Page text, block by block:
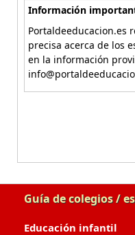
Información
Portaldeeducacion.es
precisa acerca de los
en la información
Guía de colegios /
Educación infantil